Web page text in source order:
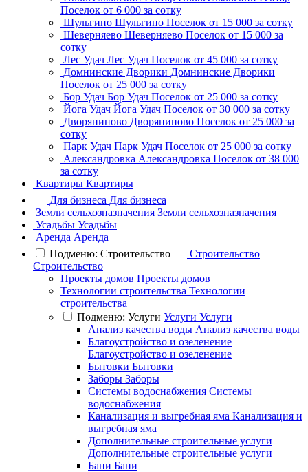
Поселок от 6 000 за сотку
Шульгино Шульгино Поселок от 15 000 за сотку
Шеверняево Шеверняево Поселок от 15 000 за
сотку
Лес Удач Лес Удач Поселок от 45 000 за сотку
Домнинские Дворики Домнинские Дворики
Поселок от 25 000 за сотку
Бор Удач Бор Удач Поселок от 25 000 за сотку
Йога Удач Йога Удач Поселок от 30 000 за сотку
Дворяниново Дворяниново Поселок от 25 000 за
сотку
Парк Удач Парк Удач Поселок от 25 000 за сотку
Александровка Александровка Поселок от 38 000
за сотку
Квартиры Квартиры
Для бизнеса Для бизнеса
Земли сельхозназначения Земли сельхозназначения
Усадьбы Усадьбы
Аренда Аренда
Подменю: Строительство
Строительство
Строительство
Проекты домов Проекты домов
Технологии строительства Технологии
строительства
Подменю: Услуги Услуги Услуги
Анализ качества воды Анализ качества воды
Благоустройство и озеленение
Благоустройство и озеленение
Бытовки Бытовки
Заборы Заборы
Системы водоснабжения Системы
водоснабжения
Канализация и выгребная яма Канализация и
выгребная яма
Дополнительные строительные услуги
Дополнительные строительные услуги
Бани Бани